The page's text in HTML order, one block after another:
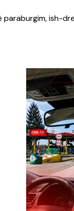
paraburgim, ish-